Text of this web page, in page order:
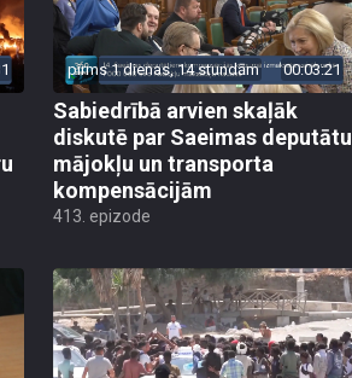
pirms 1 dienas, 14 stundām 00:03:21
Sabiedrībā arvien skaļāk
diskutē par Saeimas deputātu
mājokļu un transporta
kompensācijām
413. epizode